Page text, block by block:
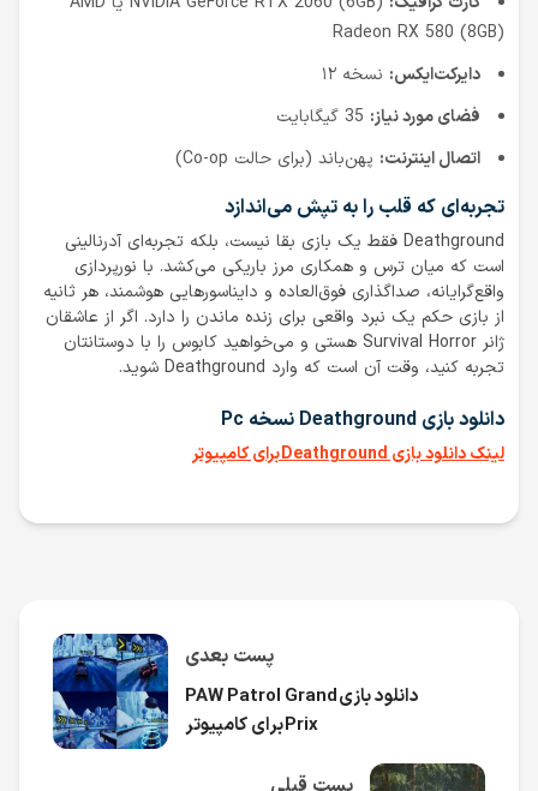
Radeon RX 580 (8GB)
دایرکت‌ایکس: نسخه ۱۲
فضای مورد نیاز:
اتصال اینترنت: پهن‌باند (برای حالت Co-op)
تجربه‌ای که قلب را به تپش می‌اندازد
Deathground فقط یک بازی بقا نیست، بلکه تجربه‌ای آدرنالینی
است که میان ترس و همکاری مرز باریکی می‌کشد. با نورپردازی
واقع‌گرایانه، صداگذاری فوق‌العاده و دایناسورهایی هوشمند، هر ثانیه
از بازی حکم یک نبرد واقعی برای زنده ماندن را دارد. اگر از عاشقان
ژانر Survival Horror هستی و می‌خواهید کابوس را با دوستانتان
تجربه کنید، وقت آن است که وارد Deathground شوید.
دانلود بازی Deathground نسخه Pc
لینک دانلود بازی Deathground برای کامپیوتر
پست بعدی
دانلود بازی PAW Patrol Grand
Prix برای کامپیوتر